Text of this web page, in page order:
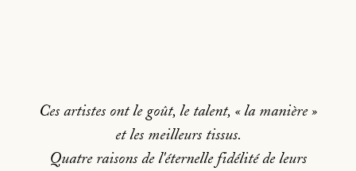
Ces artistes ont le goût, le talent, « la manière »
et les meilleurs tissus.
Quatre raisons de l'éternelle fidélité de leurs